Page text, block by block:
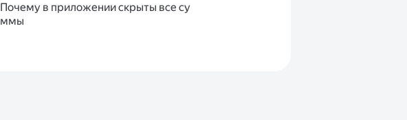
Почему в приложении скрыты все су
ммы